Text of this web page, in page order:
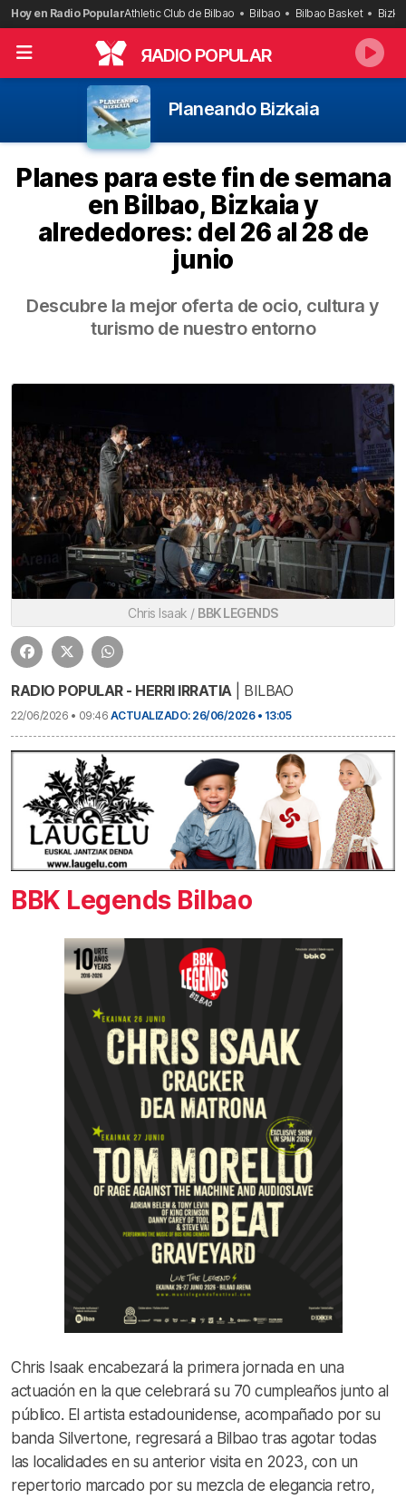
Saltar
al
contenido
Hoy en Radio PopularAthletic Club de Bilbao Bilbao Bilbao Basket
RADIO POPULAR
Planeando Bizkaia
Planes para este fin de semana
en Bilbao, Bizkaia y
alrededores: del 26 al 28 de
junio
Descubre la mejor oferta de ocio, cultura y
turismo de nuestro entorno
Chris Isaak / BBK LEGENDS
RADIO POPULAR - HERRI IRRATIA| BILBAO
22/06/2026 • 09:46 ACTUALIZADO: 26/06/2026 • 13:05
BBK Legends Bilbao
Chris Isaak encabezará la primera jornada en una
actuación en la que celebrará su 70 cumpleaños junto al
público. El artista estadounidense, acompañado por su
banda Silvertone, regresará a Bilbao tras agotar todas
las localidades en su anterior visita en 2023, con un
repertorio marcado por su mezcla de elegancia retro,